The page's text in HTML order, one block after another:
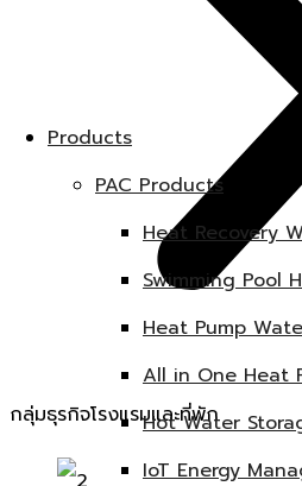
Products
PAC Products
Heat Recovery
Swimming Pool
Heat Pump
All in One Heat
Hot Water
IoT Energy
กลุ่มธุรกิจโรงแรมและที่พัก